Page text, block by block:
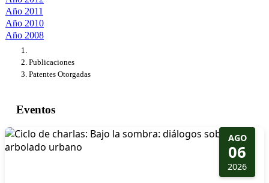
Año 2011
Año 2010
Año 2008
Publicaciones
Patentes Otorgadas
Eventos
AGO
06
2026